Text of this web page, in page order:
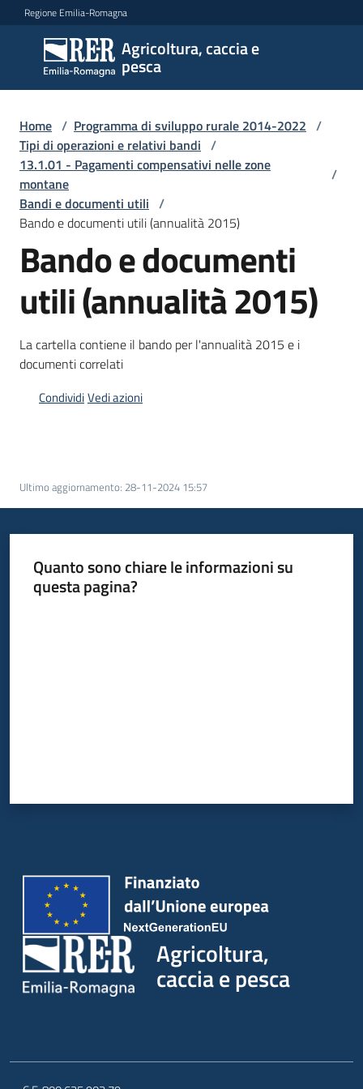
Vai al contenuto
Vai alla navigazione
Vai al footer
Regione Emilia-Romagna
Agricoltura, caccia e
pesca
Agricoltura,
caccia e
pesca
Argomenti
Novità
Servizi
Leggi
atti
Menu selezionato
Agricoltura
cifre
Home / Programma di sviluppo rurale 2014-2022 /
Tipi di operazioni e relativi bandi /
13.1.01 - Pagamenti compensativi nelle zone
montane
/
Bandi e documenti utili /
Bando e documenti utili (annualità 2015)
Bando e documenti
utili (annualità 2015)
La cartella contiene il bando per l'annualità 2015 e i
documenti correlati
CondividiVedi azioni
Ultimo aggiornamento: 28-11-2024 15:57
Quanto sono chiare le informazioni su
questa pagina?
Agricoltura,
caccia e pesca